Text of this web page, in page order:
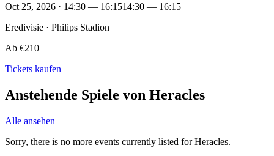
Oct 25, 2026 · 14:30 — 16:1514:30 — 16:15
Eredivisie · Philips Stadion
Ab €210
Tickets kaufen
Anstehende Spiele von Heracles
Alle ansehen
Sorry, there is no more events currently listed for Heracles.